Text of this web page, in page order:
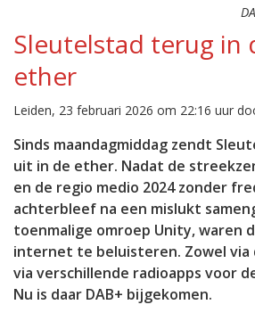
Sleutelstad terug in
ether
Leiden, 23 februari 2026 om 22:16 uur
Sinds maandagmiddag zendt
uit in de ether. Nadat de
en de regio medio 2024 zonder
achterbleef na een mislukt
toenmalige omroep Unity, waren
internet te beluisteren. Zowel via
via verschillende radioapps voor
Nu is daar DAB+ bijgekomen.